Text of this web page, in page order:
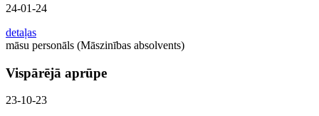
24-01-24
detaļas
māsu personāls (Māszinības absolvents)
Vispārējā aprūpe
23-10-23